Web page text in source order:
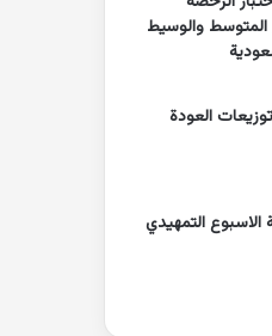
والوسيط
العودة
التمهيدي